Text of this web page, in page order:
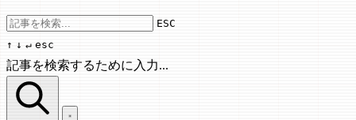
Use arrow keys to navigate results,
ESC
↑ ↓ ↵ esc
記事を検索するために入力...
記事を検索...